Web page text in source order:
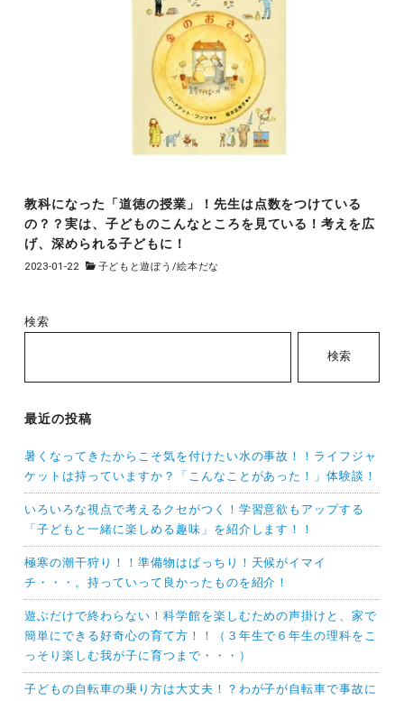
教科になった「道徳の授業」！先生は点数をつけている
の？？実は、子どものこんなところを見ている！考えを広
げ、深められる子どもに！
2023-01-22 子どもと遊ぼう /絵本だな
検索
検索
最近の投稿
暑くなってきたからこそ気を付けたい水の事故！！ライフジャ
ケットは持っていますか？「こんなことがあった！」体験談！
いろいろな視点で考えるクセがつく！学習意欲もアップする
「子どもと一緒に楽しめる趣味」を紹介します！！
極寒の潮干狩り！！準備物はばっちり！天候がイマイ
チ・・・。持っていって良かったものを紹介！
遊ぶだけで終わらない！科学館を楽しむための声掛けと、家で
簡単にできる好奇心の育て方！！（３年生で６年生の理科をこ
っそり楽しむ我が子に育つまで・・・）
子どもの自転車の乗り方は大丈夫！？わが子が自転車で事故に